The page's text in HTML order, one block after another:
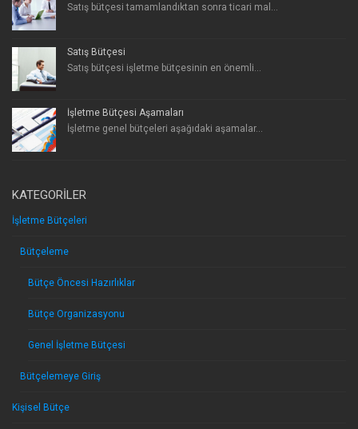
Satış bütçesi tamamlandıktan sonra ticari mal...
Satış Bütçesi
Satış bütçesi işletme bütçesinin en önemli...
İşletme Bütçesi Aşamaları
İşletme genel bütçeleri aşağıdaki aşamalar...
KATEGORILER
İşletme Bütçeleri
Bütçeleme
Bütçe Öncesi Hazırlıklar
Bütçe Organizasyonu
Genel İşletme Bütçesi
Bütçelemeye Giriş
Kişisel Bütçe